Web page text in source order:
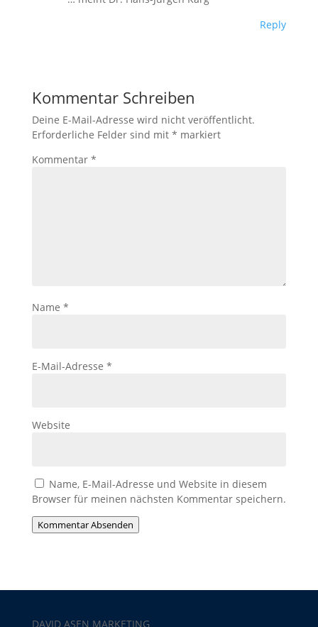
Reply
Kommentar Schreiben
Deine E-Mail-Adresse wird nicht veröffentlicht.
Erforderliche Felder sind mit * markiert
Kommentar *
Name *
E-Mail-Adresse *
Website
Name, E-Mail-Adresse und Website in diesem
Browser für meinen nächsten Kommentar speichern.
Kommentar Absenden
DAVID ASEN MARKETING